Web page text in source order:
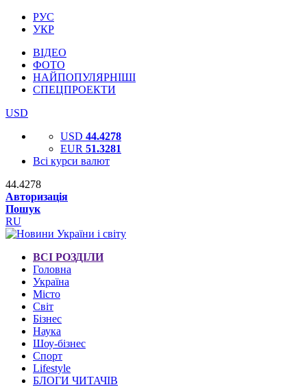
РУС
УКР
ВІДЕО
ФОТО
НАЙПОПУЛЯРНІШІ
СПЕЦПРОЕКТИ
USD
USD 44.4278
EUR 51.3281
Всі курси валют
44.4278
Авторизація
Пошук
RU
ВСІ РОЗДІЛИ
Головна
Україна
Місто
Світ
Бізнес
Наука
Шоу-бізнес
Спорт
Lifestyle
БЛОГИ ЧИТАЧІВ